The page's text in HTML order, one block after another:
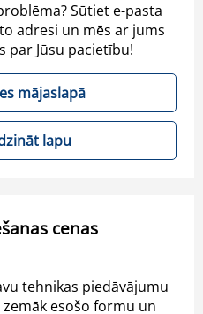
Sūtiet e-pasta
adresi un mēs ar jums
par Jūsu pacietību!
mājaslapā
lapu
cenas
tehnikas piedāvājumu
esošo formu un